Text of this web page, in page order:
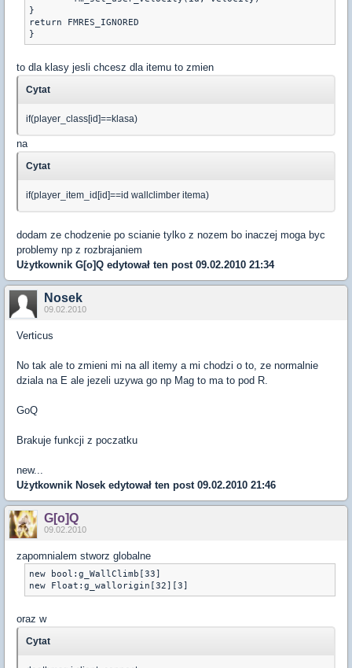
}
return FMRES_IGNORED
to dla klasy jesli chcesz dla itemu to zmien
Cytat
if(player_class[id]==klasa)
na
Cytat
if(player_item_id[id]==id wallclimber itema)
dodam ze chodzenie po scianie tylko z nozem bo inaczej moga byc
problemy np z rozbrajaniem
Użytkownik G[o]Q edytował ten post 09.02.2010 21:34
Nosek
09.02.2010
Verticus
No tak ale to zmieni mi na all itemy a mi chodzi o to, ze normalnie
dziala na E ale jezeli uzywa go np Mag to ma to pod R.
GoQ
Brakuje funkcji z poczatku
new...
Użytkownik Nosek edytował ten post 09.02.2010 21:46
G[o]Q
09.02.2010
zapomnialem stworz globalne
new bool:g_WallClimb[33]
new Float:g_wallorigin[32][3]
oraz w
Cytat